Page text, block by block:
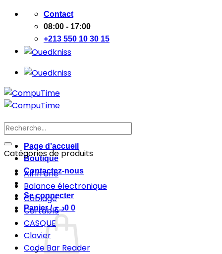
Passer
contenu
Contact
08:00 - 17:00
+213 550 10 30 15
Page d’accueil
Boutique
Contactez-nous
Se connecter
Panier /
0د.ج 0
Recherche
pour :
Catégories de produits
All in one
Balance électronique
Cablage
Cartable
CASQUE
Clavier
Code Bar Reader